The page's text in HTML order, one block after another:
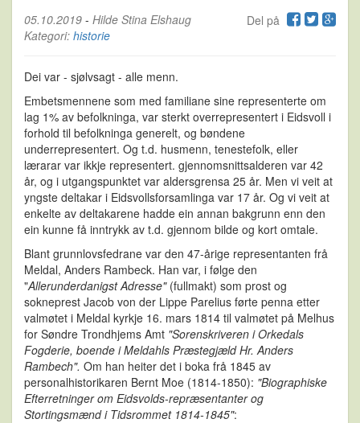
Del på
05.10.2019 - Hilde Stina Elshaug
Kategori: historie
Dei var - sjølvsagt - alle menn.
Embetsmennene som med familiane sine representerte om
lag 1% av befolkninga, var sterkt overrepresentert i Eidsvoll i
forhold til befolkninga generelt, og bøndene
underrepresentert. Og t.d. husmenn, tenestefolk, eller
lærarar var ikkje representert. gjennomsnittsalderen var 42
år, og i utgangspunktet var aldersgrensa 25 år. Men vi veit at
yngste deltakar i Eidsvollsforsamlinga var 17 år. Og vi veit at
enkelte av deltakarene hadde ein annan bakgrunn enn den
ein kunne få inntrykk av t.d. gjennom bilde og kort omtale.
Blant grunnlovsfedrane var den 47-årige representanten frå
Meldal, Anders Rambeck. Han var, i følge den
"Allerunderdanigst Adresse"(fullmakt) som prost og
sokneprest Jacob von der Lippe Parelius førte penna etter
valmøtet i Meldal kyrkje 16. mars 1814 til valmøtet på Melhus
for Søndre Trondhjems Amt "Sorenskriveren i Orkedals
Fogderie, boende i Meldahls Præstegjæld Hr. Anders
Rambech". Om han heiter det i boka frå 1845 av
personalhistorikaren Bernt Moe (1814-1850): "Biographiske
Efterretninger om Eidsvolds-repræsentanter og
Stortingsmænd i Tidsrommet 1814-1845":